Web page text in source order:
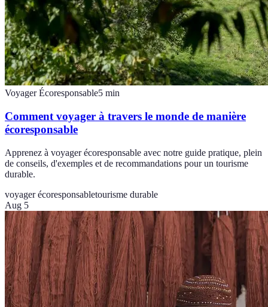
Voyager Écoresponsable5 min
Comment voyager à travers le monde de manière
écoresponsable
Apprenez à voyager écoresponsable avec notre guide pratique, plein
de conseils, d'exemples et de recommandations pour un tourisme
durable.
voyager écoresponsabletourisme durable
Aug 5